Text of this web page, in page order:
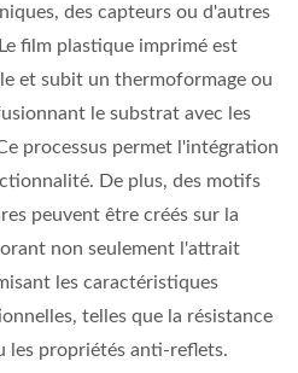
des capteurs ou d'autres
film plastique imprimé est
et subit un thermoformage ou
le substrat avec les
processus permet l'intégration
De plus, des motifs
peuvent être créés sur la
non seulement l'attrait
les caractéristiques
telles que la résistance
les propriétés anti-reflets.